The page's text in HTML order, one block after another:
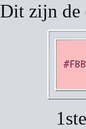
Dit zijn de